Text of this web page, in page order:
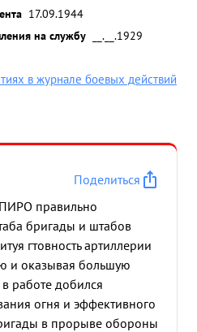
17.09.1944
на службу
__.__.1929
в журнале боевых действий
Поделиться
правильно
бригады и штабов
гтовность артиллерии
и оказывая большую
работе добился
огня и эффективного
в прорыве обороны